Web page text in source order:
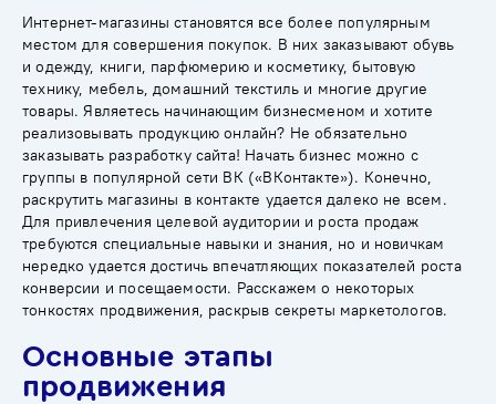
Интернет-магазины становятся все более популярным
местом для совершения покупок. В них заказывают обувь
и одежду, книги, парфюмерию и косметику, бытовую
технику, мебель, домашний текстиль и многие другие
товары. Являетесь начинающим бизнесменом и хотите
реализовывать продукцию онлайн? Не обязательно
заказывать разработку сайта! Начать бизнес можно с
группы в популярной сети ВК («ВКонтакте»). Конечно,
раскрутить магазины в контакте удается далеко не всем.
Для привлечения целевой аудитории и роста продаж
требуются специальные навыки и знания, но и новичкам
нередко удается достичь впечатляющих показателей роста
конверсии и посещаемости. Расскажем о некоторых
тонкостях продвижения, раскрыв секреты маркетологов.
Основные этапы
продвижения